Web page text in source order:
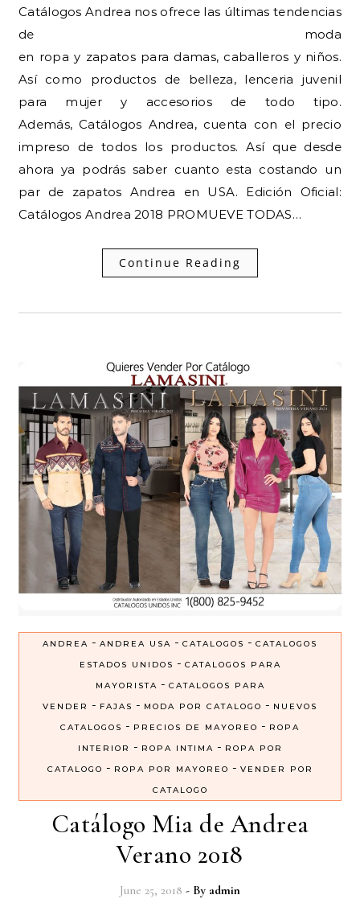
Catálogos Andrea nos ofrece las últimas tendencias
de moda
en ropa y zapatos para damas, caballeros y niños.
Así como productos de belleza, lenceria juvenil
para mujer y accesorios de todo tipo.
Además, Catálogos Andrea, cuenta con el precio
impreso de todos los productos. Así que desde
ahora ya podrás saber cuanto esta costando un
par de zapatos Andrea en USA. Edición Oficial:
Catálogos Andrea 2018 PROMUEVE TODAS…
Continue Reading
ANDREA - ANDREA USA - CATALOGOS - CATALOGOS
ESTADOS UNIDOS - CATALOGOS PARA
MAYORISTA - CATALOGOS PARA
VENDER
- FAJAS - MODA POR CATALOGO - NUEVOS
CATALOGOS - PRECIOS DE MAYOREO - ROPA
INTERIOR
- ROPA INTIMA - ROPA POR
CATALOGO - ROPA POR MAYOREO - VENDER POR
CATALOGO
Catálogo Mia de Andrea
Verano 2018
June 25, 2018 - By admin